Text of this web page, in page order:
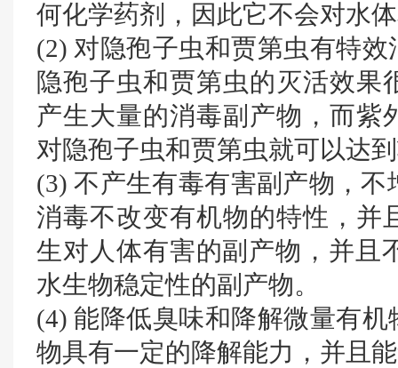
何化学药剂，因此它不会对水
(2) 对隐孢子虫和贾第虫有特
隐孢子虫和贾第虫的灭活效果
产生大量的消毒副产物，而紫
对隐孢子虫和贾第虫就可以达
(3) 不产生有毒有害副产物，
消毒不改变有机物的特性，并
生对人体有害的副产物，并且
水生物稳定性的副产物。
(4) 能降低臭味和降解微量有
物具有一定的降解能力，并且